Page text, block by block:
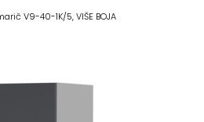
V9-40-1K/5, VIŠE BOJA